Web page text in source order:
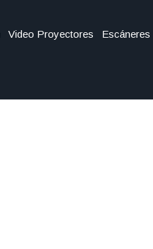
Video Proyectores Escáneres